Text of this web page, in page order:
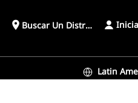
place Buscar Un Distribuidor
Latin